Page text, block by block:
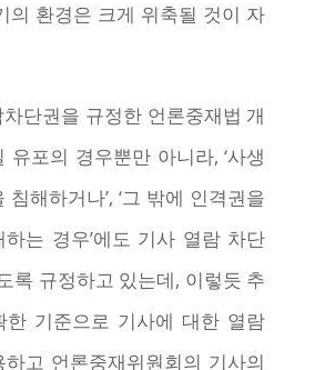
의 환경은 크게 위축될 것이 자
단권을 규정한 언론중재법 개
유포의 경우뿐만 아니라, ‘사생
해하거나’, ‘그 밖에 인격권을
는 경우’에도 기사 열람 차단
록 규정하고 있는데, 이렇듯 추
한 기준으로 기사에 대한 열람
고 언론중재위원회의 기사의